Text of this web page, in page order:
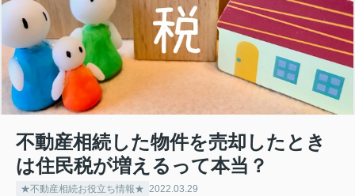
不動産相続した物件を売却したとき
は住民税が増えるって本当？
★不動産相続お役立ち情報★ 2022.03.29